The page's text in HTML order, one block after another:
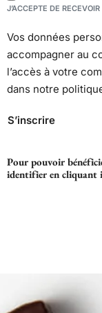
J’ACCEPTE DE
Vos données
accompagner au
l’accès à votre
dans notre
S’inscrire
Pour pouvoir
identifier en cliquant